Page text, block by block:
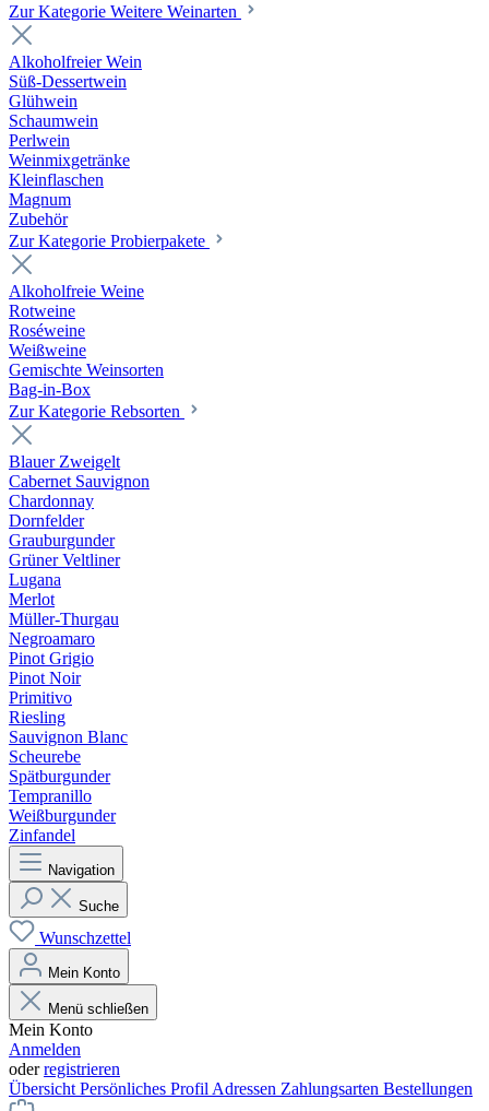
Zur Kategorie Weitere Weinarten
Alkoholfreier Wein
Süß-Dessertwein
Glühwein
Schaumwein
Perlwein
Weinmixgetränke
Kleinflaschen
Magnum
Zubehör
Zur Kategorie Probierpakete
Alkoholfreie Weine
Rotweine
Roséweine
Weißweine
Gemischte Weinsorten
Bag-in-Box
Zur Kategorie Rebsorten
Blauer Zweigelt
Cabernet Sauvignon
Chardonnay
Dornfelder
Grauburgunder
Grüner Veltliner
Lugana
Merlot
Müller-Thurgau
Negroamaro
Pinot Grigio
Pinot Noir
Primitivo
Riesling
Sauvignon Blanc
Scheurebe
Spätburgunder
Tempranillo
Weißburgunder
Zinfandel
Navigation
Suche
Wunschzettel
Mein Konto
Menü schließen
Mein Konto
Anmelden
oderregistrieren
Übersicht Persönliches Profil Adressen Zahlungsarten Bestellungen